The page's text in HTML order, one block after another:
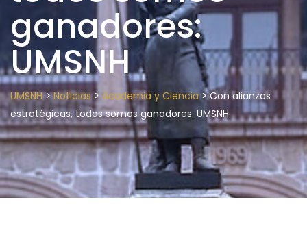
ganadores:
UMSNH
UMSNH>Noticias> Academia y Ciencia>Con alianzas
estratégicas, todos somos ganadores: UMSNH